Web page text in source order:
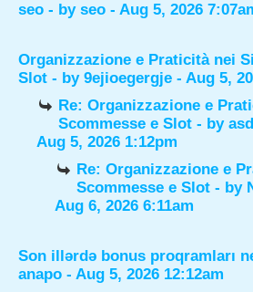
seo - by seo - Aug 5, 2026
Organizzazione e Praticità nei
Slot - by 9ejioegergje - Aug 5,
Re: Organizzazione e
Scommesse e Slot - by
Aug 5, 2026 1:12pm
Re: Organizzazione e
Scommesse e Slot - by
Aug 6, 2026 6:11am
Son illərdə bonus proqramları
anapo - Aug 5, 2026 12:12am